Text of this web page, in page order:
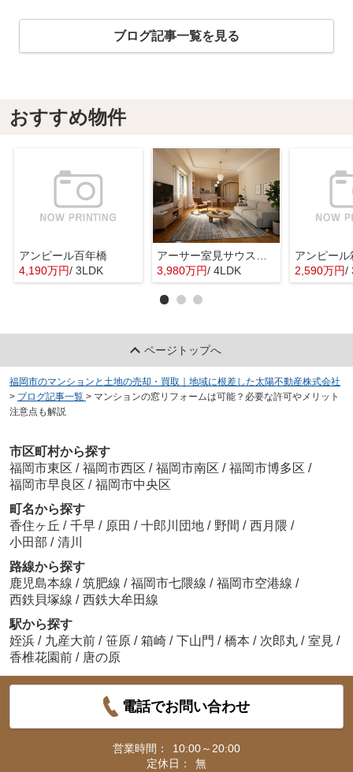
ブログ記事一覧を見る
おすすめ物件
アンピール百年橋
4,190万円/ 3LDK
3,980万円/ 4LDK
アンピール
2,590万円/
ページトップへ
福岡市のマンションと土地の売却・買取｜地域に根差した太陽不動産株式会社
> ブログ記事一覧 > マンションの窓リフォームは可能？必要な許可やメリット
注意点も解説
市区町村から探す
福岡市東区 / 福岡市西区 / 福岡市南区 / 福岡市博多区 /
福岡市早良区 / 福岡市中央区
町名から探す
香住ヶ丘 / 千早 / 原田 / 十郎川団地 / 野間 / 西月隈 /
小田部 / 清川
路線から探す
鹿児島本線 / 筑肥線 / 福岡市七隈線 / 福岡市空港線 /
西鉄貝塚線 / 西鉄大牟田線
駅から探す
姪浜 / 九産大前 / 笹原 / 箱崎 / 下山門 / 橋本 / 次郎丸 / 室見 /
香椎花園前 / 唐の原
電話でお問い合わせ
営業時間：
10:00～20:00
定休日：
無